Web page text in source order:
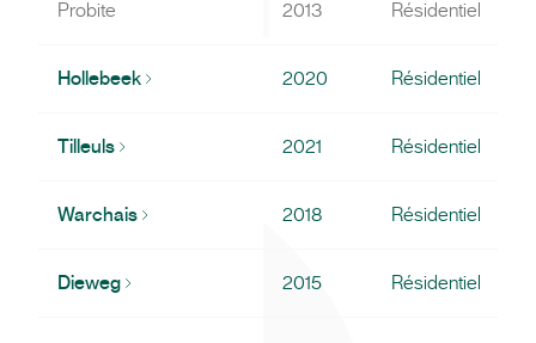
Probite 2013 Résidentiel
Hollebeek 2020 Résidentiel
Tilleuls 2021 Résidentiel
Warchais 2018 Résidentiel
Dieweg 2015 Résidentiel